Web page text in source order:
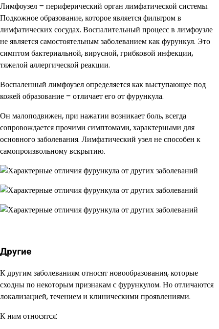
Лимфоузел – периферический орган лимфатической системы.
Подкожное образование, которое является фильтром в
лимфатических сосудах. Воспалительный процесс в лимфоузле
не является самостоятельным заболеванием как фурункул. Это
симптом бактериальной, вирусной, грибковой инфекции,
тяжелой аллергической реакции.
Воспаленный лимфоузел определяется как выступающее под
кожей образование – отличает его от фурункула.
Он малоподвижен, при нажатии возникает боль, всегда
сопровождается прочими симптомами, характерными для
основного заболевания. Лимфатический узел не способен к
самопроизвольному вскрытию.
Другие
К другим заболеваниям относят новообразования, которые
сходны по некоторым признакам с фурункулом. Но отличаются
локализацией, течением и клиническими проявлениями.
К ним относятся: